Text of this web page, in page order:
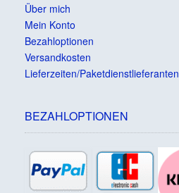
Über mich
Mein Konto
Bezahloptionen
Versandkosten
Lieferzeiten/Paketdienstlieferanten
BEZAHLOPTIONEN